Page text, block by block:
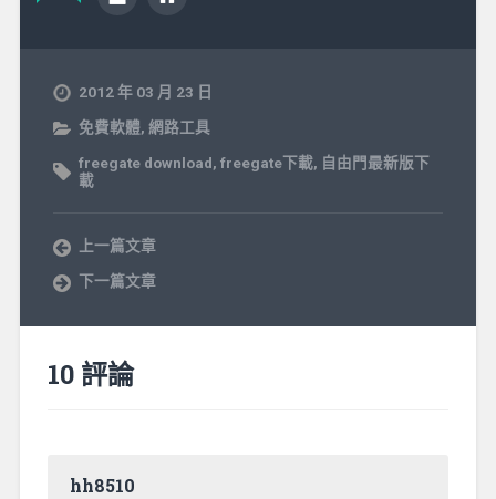
2012 年 03 月 23 日
免費軟體, 網路工具
freegate download, freegate下載, 自由門最新版下
載
上一篇文章
下一篇文章
10 評論
hh8510